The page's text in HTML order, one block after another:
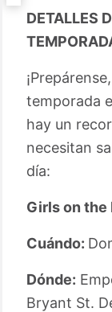
DETALLES
temporada
hay un
necesitan
día:
Girls on the
Cuándo:
Dónde:
Bryant St.